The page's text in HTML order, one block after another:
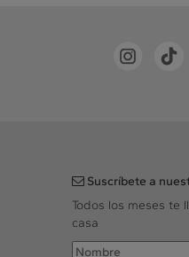
Suscríbete a
Todos los meses te
casa